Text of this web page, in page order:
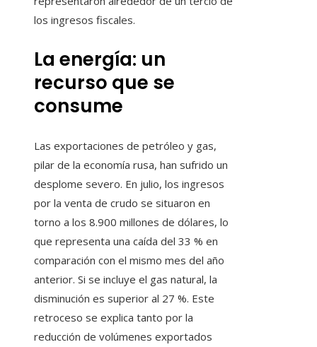
los ingresos fiscales.
La energía: un
recurso que se
consume
Las exportaciones de petróleo y gas,
pilar de la economía rusa, han sufrido un
desplome severo. En julio, los ingresos
por la venta de crudo se situaron en
torno a los 8.900 millones de dólares, lo
que representa una caída del 33 % en
comparación con el mismo mes del año
anterior. Si se incluye el gas natural, la
disminución es superior al 27 %. Este
retroceso se explica tanto por la
reducción de volúmenes exportados